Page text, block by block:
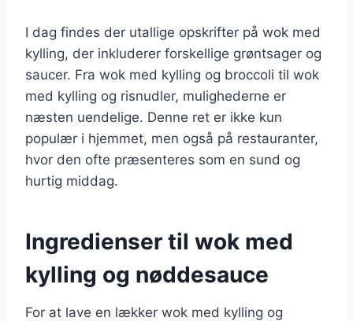
I dag findes der utallige opskrifter på wok med
kylling, der inkluderer forskellige grøntsager og
saucer. Fra wok med kylling og broccoli til wok
med kylling og risnudler, mulighederne er
næsten uendelige. Denne ret er ikke kun
populær i hjemmet, men også på restauranter,
hvor den ofte præsenteres som en sund og
hurtig middag.
Ingredienser til wok med
kylling og nøddesauce
For at lave en lækker wok med kylling og